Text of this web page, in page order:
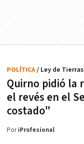
Quirno pidió la
el revés en el
costado"
POLÍTICA/ Ley de Tierras
PoriProfesional